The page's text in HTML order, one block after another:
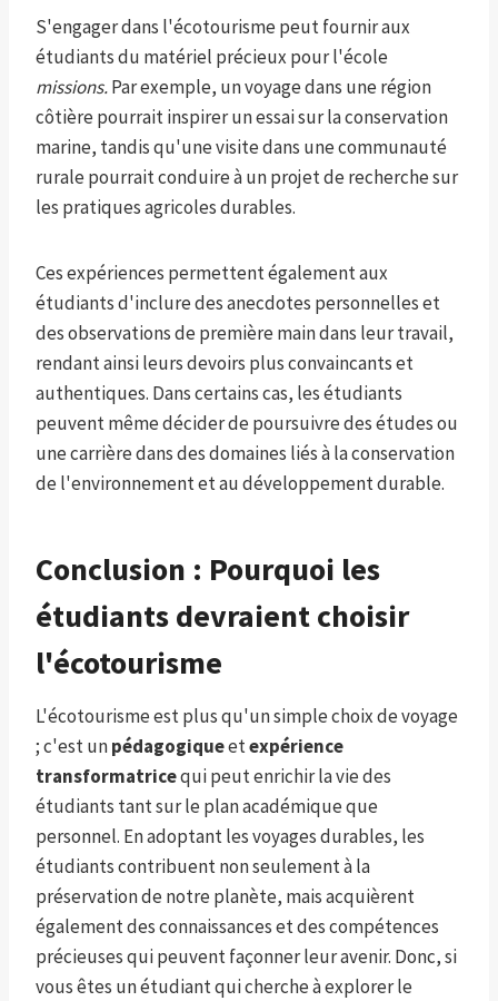
S'engager dans l'écotourisme peut fournir aux
étudiants du matériel précieux pour l'école
missions.Par exemple, un voyage dans une région
côtière pourrait inspirer un essai sur la conservation
marine, tandis qu'une visite dans une communauté
rurale pourrait conduire à un projet de recherche sur
les pratiques agricoles durables.
Ces expériences permettent également aux
étudiants d'inclure des anecdotes personnelles et
des observations de première main dans leur travail,
rendant ainsi leurs devoirs plus convaincants et
authentiques. Dans certains cas, les étudiants
peuvent même décider de poursuivre des études ou
une carrière dans des domaines liés à la conservation
de l'environnement et au développement durable.
Conclusion : Pourquoi les
étudiants devraient choisir
l'écotourisme
L'écotourisme est plus qu'un simple choix de voyage
; c'est unpédagogiqueetexpérience
transformatricequi peut enrichir la vie des
étudiants tant sur le plan académique que
personnel. En adoptant les voyages durables, les
étudiants contribuent non seulement à la
préservation de notre planète, mais acquièrent
également des connaissances et des compétences
précieuses qui peuvent façonner leur avenir. Donc, si
vous êtes un étudiant qui cherche à explorer le